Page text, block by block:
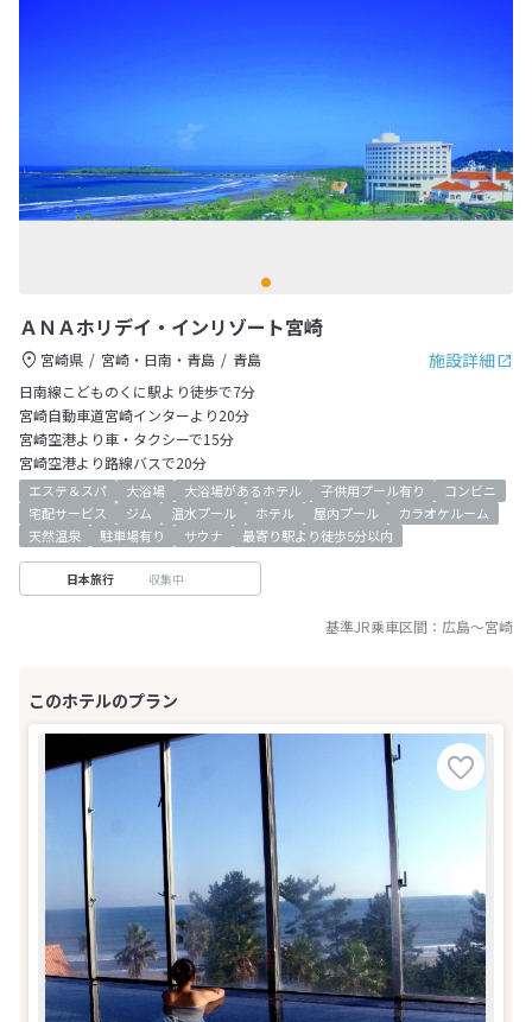
ＡＮＡホリデイ・インリゾート宮崎
施設詳細
宮崎県 宮崎・日南・青島
青島
日南線こどものくに駅より徒歩で7分
宮崎自動車道宮崎インターより20分
宮崎空港より車・タクシーで15分
宮崎空港より路線バスで20分
エステ＆スパ 大浴場 大浴場があるホテル 子供用プール有り
コンビニ
宅配サービス
ジム 温水プール ホテル 屋内プール
カラオケルーム
天然温泉
駐車場有り サウナ 最寄り駅より徒歩5分以内
日本旅行 収集中
基準JR乗車区間： 広島～宮崎